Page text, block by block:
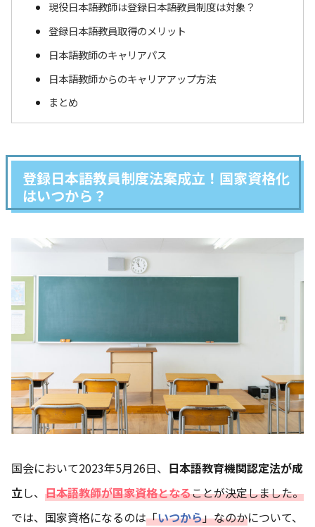
現役日本語教師は登録日本語教員制度は対象？
登録日本語教員取得のメリット
日本語教師のキャリアパス
日本語教師からのキャリアアップ方法
まとめ
登録日本語教員制度法案成立！国家資格化
はいつから？
国会において2023年5月26日、 日本語教育機関認定法が成
立し、 日本語教師が国家資格となることが決定しました。
では、国家資格になるのは「いつから」なのかについて、